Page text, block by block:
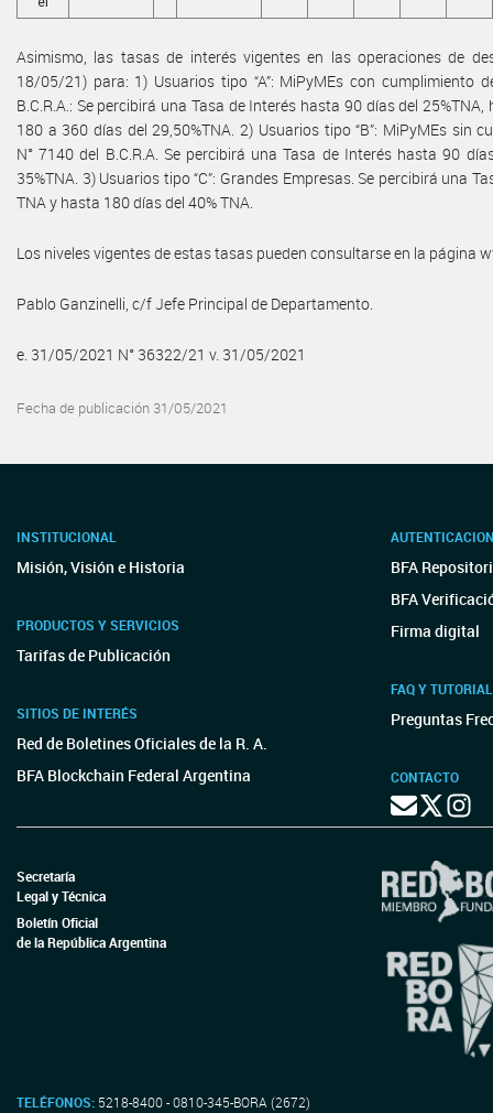
Asimismo, las tasas de interés vigentes en las operaciones de
18/05/21) para: 1) Usuarios tipo “A”: MiPyMEs con cumplimiento de
B.C.R.A.: Se percibirá una Tasa de Interés hasta 90 días del
180 a 360 días del 29,50%TNA. 2) Usuarios tipo “B”: MiPyMEs sin
N° 7140 del B.C.R.A. Se percibirá una Tasa de Interés hasta 90
35%TNA. 3) Usuarios tipo “C”: Grandes Empresas. Se percibirá una
TNA y hasta 180 días del 40% TNA.
Los niveles vigentes de estas tasas pueden consultarse en la página
Pablo Ganzinelli, c/f Jefe Principal de Departamento.
e. 31/05/2021 N° 36322/21 v. 31/05/2021
Fecha de publicación 31/05/2021
INSTITUCIONAL
Misión, Visión e Historia
PRODUCTOS Y SERVICIOS
Tarifas de Publicación
SITIOS DE INTERÉS
Red de Boletines Oficiales de la R. A.
BFA Blockchain Federal Argentina
BFA
BFA
Firma digital
FAQ Y
Preguntas
CONTACTO
Secretaría
Legal y Técnica
Boletín Oficial
de la República Argentina
TELÉFONOS: 5218-8400 - 0810-345-BORA (2672)